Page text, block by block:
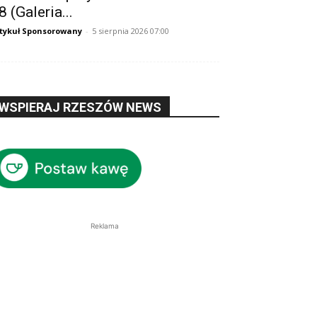
(Galeria...
Sponsorowany - 5 sierpnia 2026 07:00
RZESZÓW NEWS
Reklama